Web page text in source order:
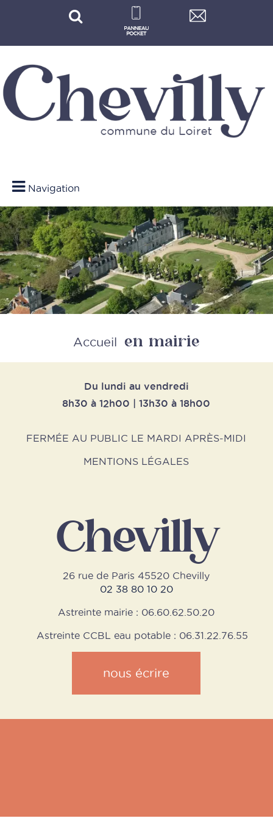
Navigation
Retour
Accueil en mairie
Du lundi au vendredi
8h30 à 12h00 | 13h30 à 18h00
FERMÉE AU PUBLIC LE MARDI APRÈS-MIDI
MENTIONS LÉGALES
Chevilly
26 rue de Paris 45520 Chevilly
02 38 80 10 20
Astreinte mairie : 06.60.62.50.20
Astreinte CCBL eau potable : 06.31.22.76.55
nous écrire